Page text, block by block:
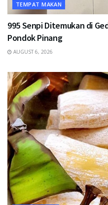
TEMPAT MAKAN
995 Senpi Ditemukan di
Pondok Pinang
AUGUST 6, 2026